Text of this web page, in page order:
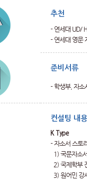
추천
- 연세대 UD/
- 연세대 영문
준비서류
- 학생부, 자소
컨설팅 내용
K Type
- 자소서 스토
1) 국문자소
2) 국제학부
3) 원어민 강